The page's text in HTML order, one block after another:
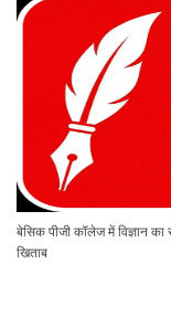
बेसिक पीजी कॉलेज में विज्ञान
खिताब